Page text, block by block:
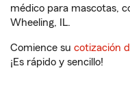
médico para mascotas,
Wheeling, IL.
Comience su cotización
¡Es rápido y sencillo!